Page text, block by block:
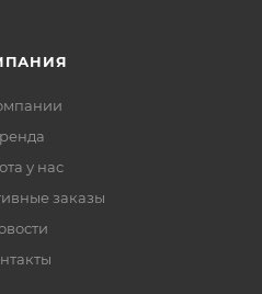
у нас
заказы